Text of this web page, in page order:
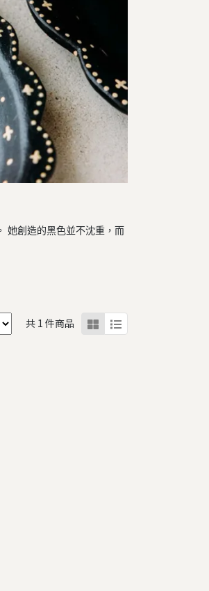
她創造的黑色並不沈重，而
共 1 件商品